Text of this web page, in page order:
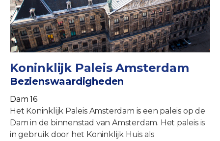
Koninklijk Paleis Amsterdam
Bezienswaardigheden
Dam 16
Het Koninklijk Paleis Amsterdam is een paleis op de
Dam in de binnenstad van Amsterdam. Het paleis is
in gebruik door het Koninklijk Huis als